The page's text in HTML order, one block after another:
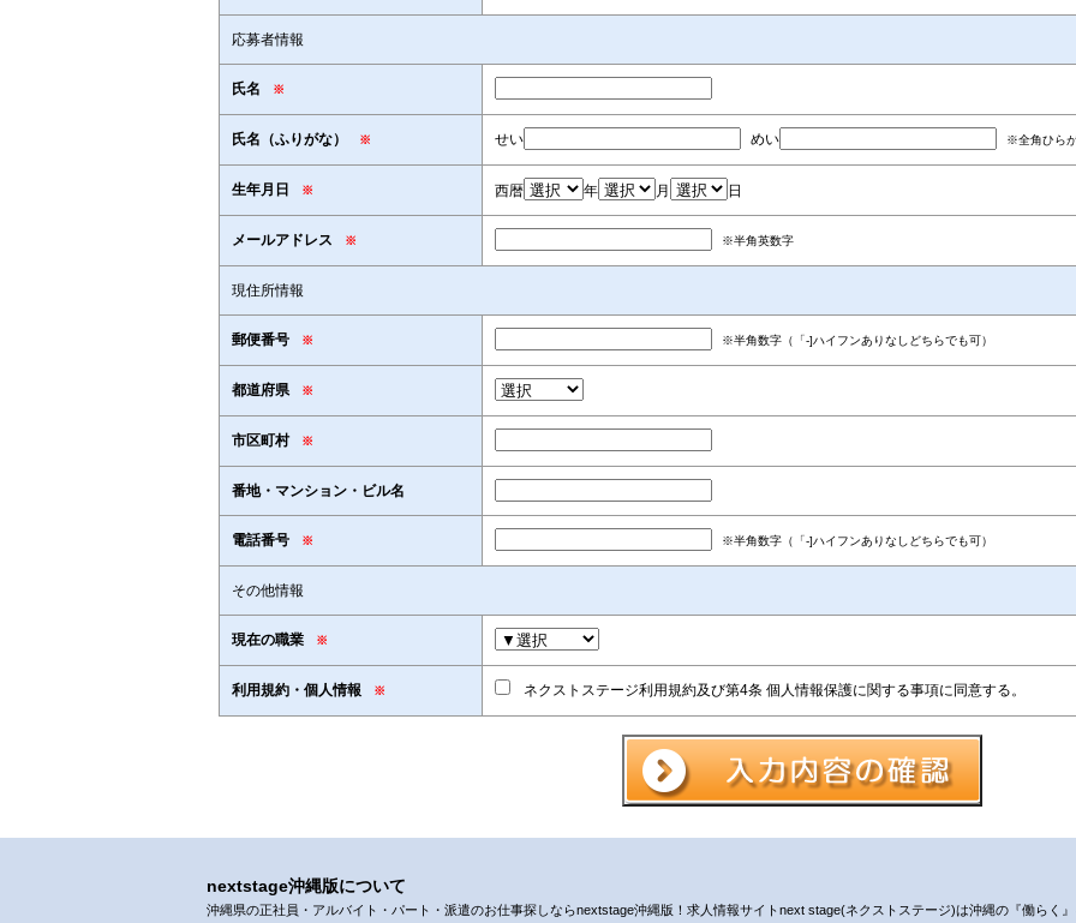
応募者情報
氏名 ※
氏名（ふりがな） ※ せい めい ※全角ひら
生年月日 ※ 西暦 年 月 日
メールアドレス ※ ※半角英数字
現住所情報
郵便番号 ※ ※半角数字（「-]ハイフンありなしどちらでも可）
都道府県 ※
市区町村 ※
番地・マンション・ビル名
電話番号 ※ ※半角数字（「-]ハイフンありなしどちらでも可）
その他情報
現在の職業 ※
利用規約・個人情報 ※ ネクストステージ利用規約及び第4条 個人情報保護に関する事項に同意する。
nextstage沖縄版について
沖縄県の正社員・アルバイト・パート・派遣のお仕事探しならnextstage沖縄版！求人情報サイトnext stage(ネクストステージ)は沖縄の『働らく